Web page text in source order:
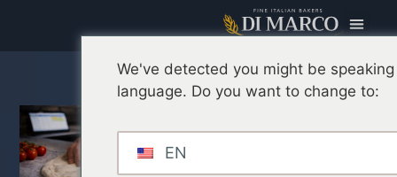
Coste de los
We've detected you might be
language. Do you want to change to:
EN